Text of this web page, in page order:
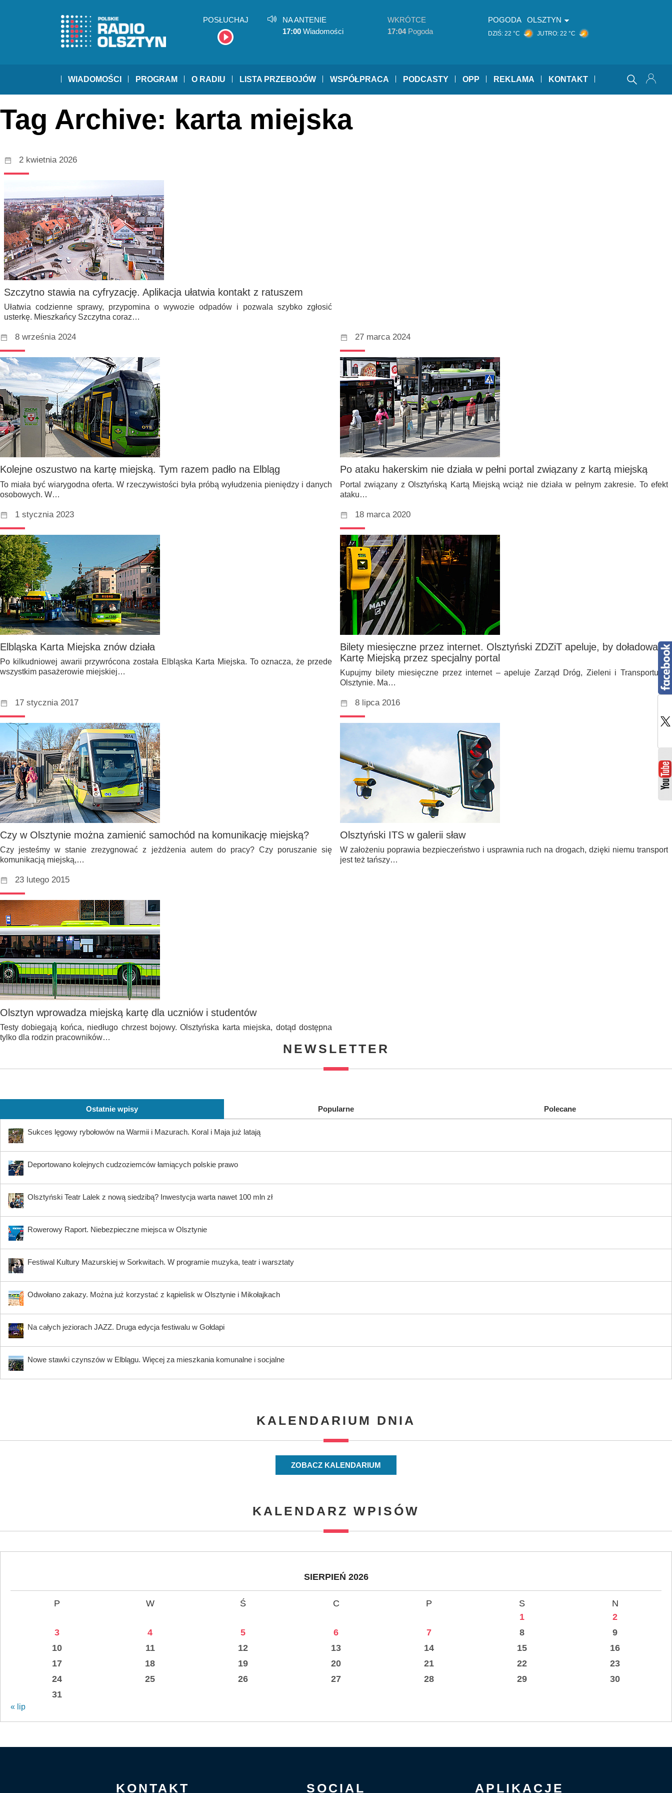
POSŁUCHAJ
NA ANTENIE
17:00 Wiadomości
WKRÓTCE
17:04Pogoda
POGODA OLSZTYN
DZIŚ: 22 °C JUTRO: 22 °C
WIADOMOŚCI PROGRAM O RADIU LISTA PRZEBOJÓW WSPÓŁPRACA PODCASTY OPP REKLAMA KONTAKT
Tag Archive: karta miejska
2 kwietnia 2026
Szczytno stawia na cyfryzację. Aplikacja ułatwia kontakt z ratuszem
Ułatwia codzienne sprawy, przypomina o wywozie odpadów i pozwala szybko zgłosić
usterkę. Mieszkańcy Szczytna coraz…
8 września 2024
Kolejne oszustwo na kartę miejską. Tym razem padło na Elbląg
To miała być wiarygodna oferta. W rzeczywistości była próbą wyłudzenia pieniędzy i danych
osobowych. W…
27 marca 2024
Po ataku hakerskim nie działa w pełni portal związany z kartą miejską
Portal związany z Olsztyńską Kartą Miejską wciąż nie działa w pełnym zakresie. To efekt
ataku…
1 stycznia 2023
Elbląska Karta Miejska znów działa
Po kilkudniowej awarii przywrócona została Elbląska Karta Miejska. To oznacza, że przede
wszystkim pasażerowie miejskiej…
18 marca 2020
Bilety miesięczne przez internet. Olsztyński ZDZiT apeluje, by doładować
Kartę Miejską przez specjalny portal
Kupujmy bilety miesięczne przez internet – apeluje Zarząd Dróg, Zieleni i Transportu w
Olsztynie. Ma…
17 stycznia 2017
Czy w Olsztynie można zamienić samochód na komunikację miejską?
Czy jesteśmy w stanie zrezygnować z jeżdżenia autem do pracy? Czy poruszanie się
komunikacją miejską,…
8 lipca 2016
Olsztyński ITS w galerii sław
W założeniu poprawia bezpieczeństwo i usprawnia ruch na drogach, dzięki niemu transport
jest też tańszy…
23 lutego 2015
Olsztyn wprowadza miejską kartę dla uczniów i studentów
Testy dobiegają końca, niedługo chrzest bojowy. Olsztyńska karta miejska, dotąd dostępna
tylko dla rodzin pracowników…
NEWSLETTER
Ostatnie wpisy Popularne Polecane
Sukces lęgowy rybołowów na Warmii i Mazurach. Koral i Maja już latają
Deportowano kolejnych cudzoziemców łamiących polskie prawo
Olsztyński Teatr Lalek z nową siedzibą? Inwestycja warta nawet 100 mln zł
Rowerowy Raport. Niebezpieczne miejsca w Olsztynie
Festiwal Kultury Mazurskiej w Sorkwitach. W programie muzyka, teatr i warsztaty
Odwołano zakazy. Można już korzystać z kąpielisk w Olsztynie i Mikołajkach
Na całych jeziorach JAZZ. Druga edycja festiwalu w Gołdapi
Nowe stawki czynszów w Elblągu. Więcej za mieszkania komunalne i socjalne
KALENDARIUM DNIA
ZOBACZ KALENDARIUM
KALENDARZ WPISÓW
SIERPIEŃ 2026
P W Ś C P S
N
1
2
3
4 5 6 7 8
9
10
11 12 13 14 15
16
17
18 19 20 21 22
23
24
25 26 27 28 29
30
31
« lip
KONTAKT SOCIAL APLIKACJE